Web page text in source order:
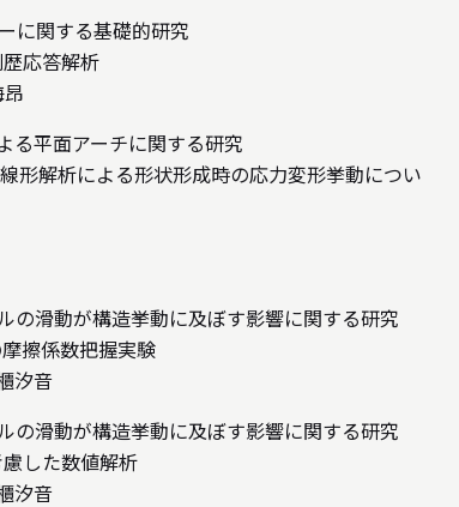
に関する基礎的研究
応答解析
る平面アーチに関する研究
形解析による形状形成時の応力変形挙動につい
の滑動が構造挙動に及ぼす影響に関する研究
擦係数把握実験
汐音
の滑動が構造挙動に及ぼす影響に関する研究
した数値解析
汐音